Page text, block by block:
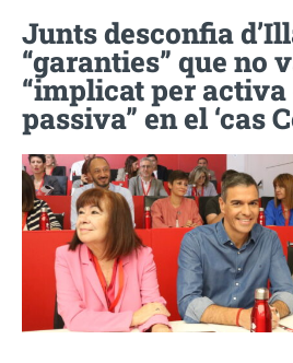
Junts desconfia
“garanties” que no
“implicat per activa
passiva” en el ‘cas